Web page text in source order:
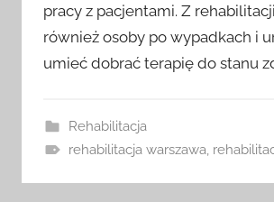
pracy z pacjentami. Z
również osoby po wypadkach i
umieć dobrać terapię do stanu
Rehabilitacja
rehabilitacja warszawa